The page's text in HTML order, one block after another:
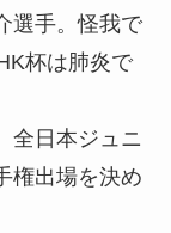
選手。怪我で
杯は肺炎で
全日本ジュニ
権出場を決め